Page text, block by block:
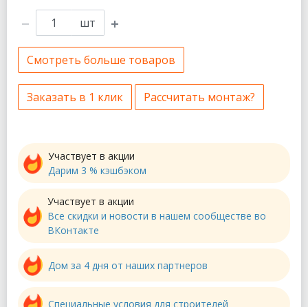
шт
Смотреть больше товаров
Заказать в 1 клик Рассчитать монтаж?
Участвует в акции
Дарим 3 % кэшбэком
Участвует в акции
Все скидки и новости в нашем сообществе во
ВКонтакте
Дом за 4 дня от наших партнеров
Специальные условия для строителей